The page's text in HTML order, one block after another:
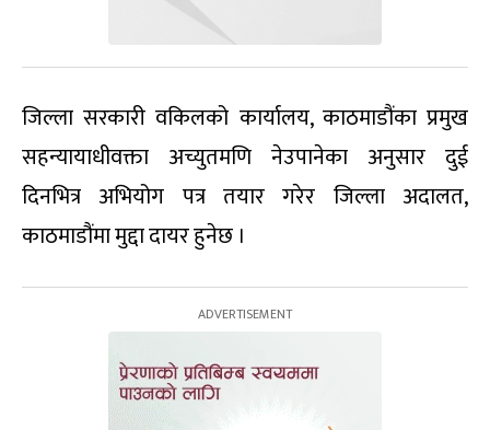
जिल्ला सरकारी वकिलको कार्यालय, काठमाडौंका प्रमुख
सहन्यायाधीवक्ता अच्युतमणि नेउपानेका अनुसार दुई
दिनभित्र अभियोग पत्र तयार गरेर जिल्ला अदालत,
काठमाडौंमा मुद्दा दायर हुनेछ ।